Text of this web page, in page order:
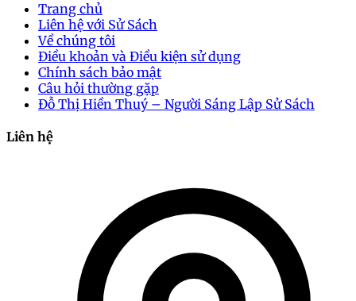
Trang chủ
Liên hệ với Sử Sách
Về chúng tôi
Điều khoản và Điều kiện sử dụng
Chính sách bảo mật
Câu hỏi thường gặp
Đỗ Thị Hiền Thuý – Người Sáng Lập Sử Sách
Liên hệ